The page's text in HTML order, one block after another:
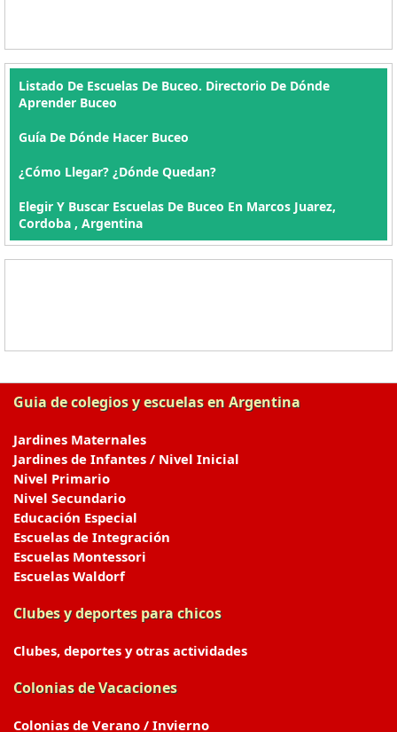
Listado De Escuelas De Buceo. Directorio De Dónde
Aprender Buceo
Guía De Dónde Hacer Buceo
¿Cómo Llegar? ¿Dónde Quedan?
Elegir Y Buscar Escuelas De Buceo En Marcos Juarez,
Cordoba , Argentina
Guia de colegios y escuelas en Argentina
Jardines Maternales
Jardines de Infantes / Nivel Inicial
Nivel Primario
Nivel Secundario
Educación Especial
Escuelas de Integración
Escuelas Montessori
Escuelas Waldorf
Clubes y deportes para chicos
Clubes, deportes y otras actividades
Colonias de Vacaciones
Colonias de Verano / Invierno